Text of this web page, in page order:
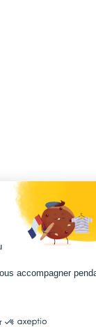
nouveau Pack
accompagner